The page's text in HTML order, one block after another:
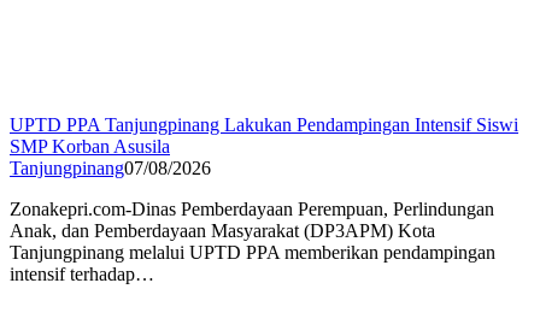
UPTD PPA Tanjungpinang Lakukan Pendampingan Intensif Siswi
SMP Korban Asusila
Tanjungpinang07/08/2026
Zonakepri.com-Dinas Pemberdayaan Perempuan, Perlindungan
Anak, dan Pemberdayaan Masyarakat (DP3APM) Kota
Tanjungpinang melalui UPTD PPA memberikan pendampingan
intensif terhadap…